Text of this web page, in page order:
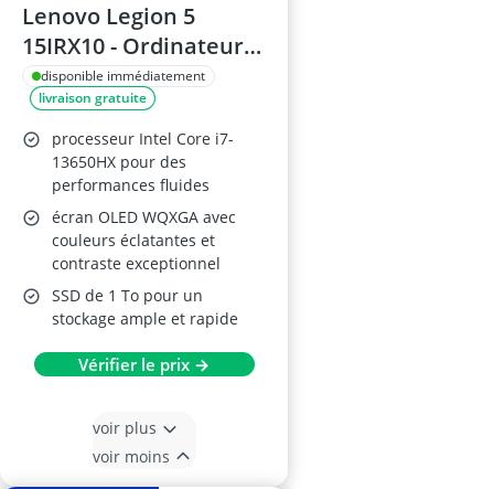
Lenovo Legion 5
15IRX10 - Ordinateur
Portable Gaming 15.1''
OLED WQXGA, i7, 32Go
RAM, SSD 1To, RTX
5070
disponible immédiatement
livraison gratuite
processeur Intel Core i7-
13650HX pour des
performances fluides
écran OLED WQXGA avec
couleurs éclatantes et
contraste exceptionnel
SSD de 1 To pour un
stockage ample et rapide
Vérifier le prix →
voir plus
voir moins